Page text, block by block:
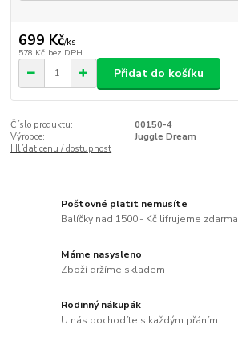
699 Kč/ks
578 Kč bez DPH
Přidat do košíku
Číslo produktu:
00150-4
Výrobce:
Juggle Dream
Hlídat cenu / dostupnost
Poštovné platit nemusíte
Balíčky nad 1500,- Kč lifrujeme zdarma
Máme nasysleno
Zboží držíme skladem
Rodinný nákupák
U nás pochodíte s každým přáním